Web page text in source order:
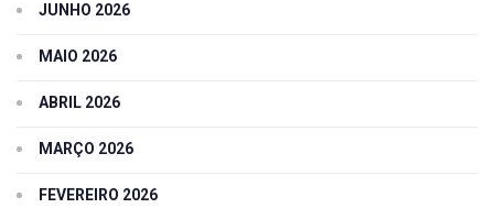
JUNHO 2026
MAIO 2026
ABRIL 2026
MARÇO 2026
FEVEREIRO 2026